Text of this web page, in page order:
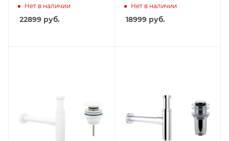
донный клапан
универсальный, хром
Нет в наличии
22899 руб.
хром
Нет в наличии
18999руб.